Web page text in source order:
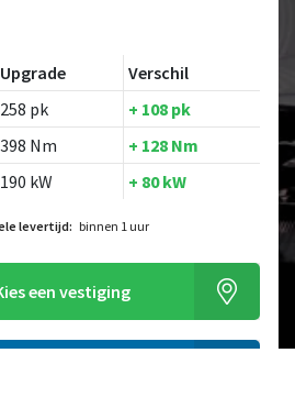
Upgrade
Verschil
258 pk
+ 108 pk
398 Nm
+ 128 Nm
190 kW + 80 kW
levertijd: binnen 1 uur
een vestiging